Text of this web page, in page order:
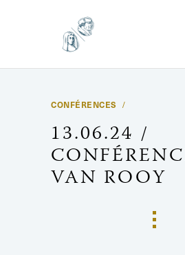
CONFÉRENCES
13.06.24 /
VAN ROOY